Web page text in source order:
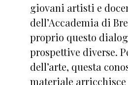
giovani artisti e
dell’Accademia di
proprio questo
prospettive diverse.
dell’arte, questa
materiale